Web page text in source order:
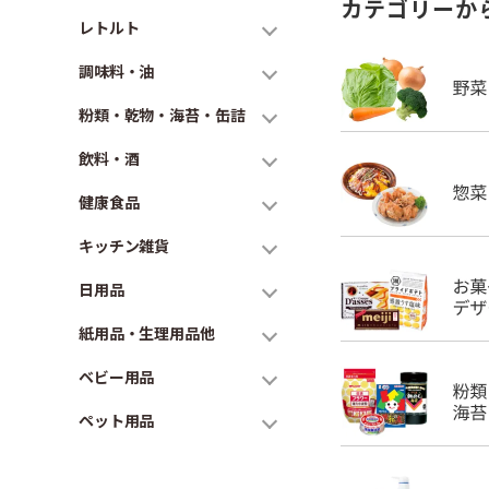
レトルト
調味料・油
粉類・乾物・海苔・缶詰
飲料・酒
健康食品
キッチン雑貨
日用品
紙用品・生理用品他
ベビー用品
ペット用品
カテゴリーか